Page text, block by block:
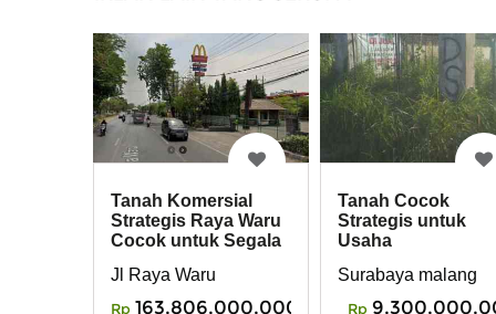
Tanah Komersial
Strategis Raya Waru
Cocok untuk Segala
Jl Raya Waru
Rp 163,806,000,000
Tanah Cocok
Strategis untuk
Usaha
Surabaya malang
Rp